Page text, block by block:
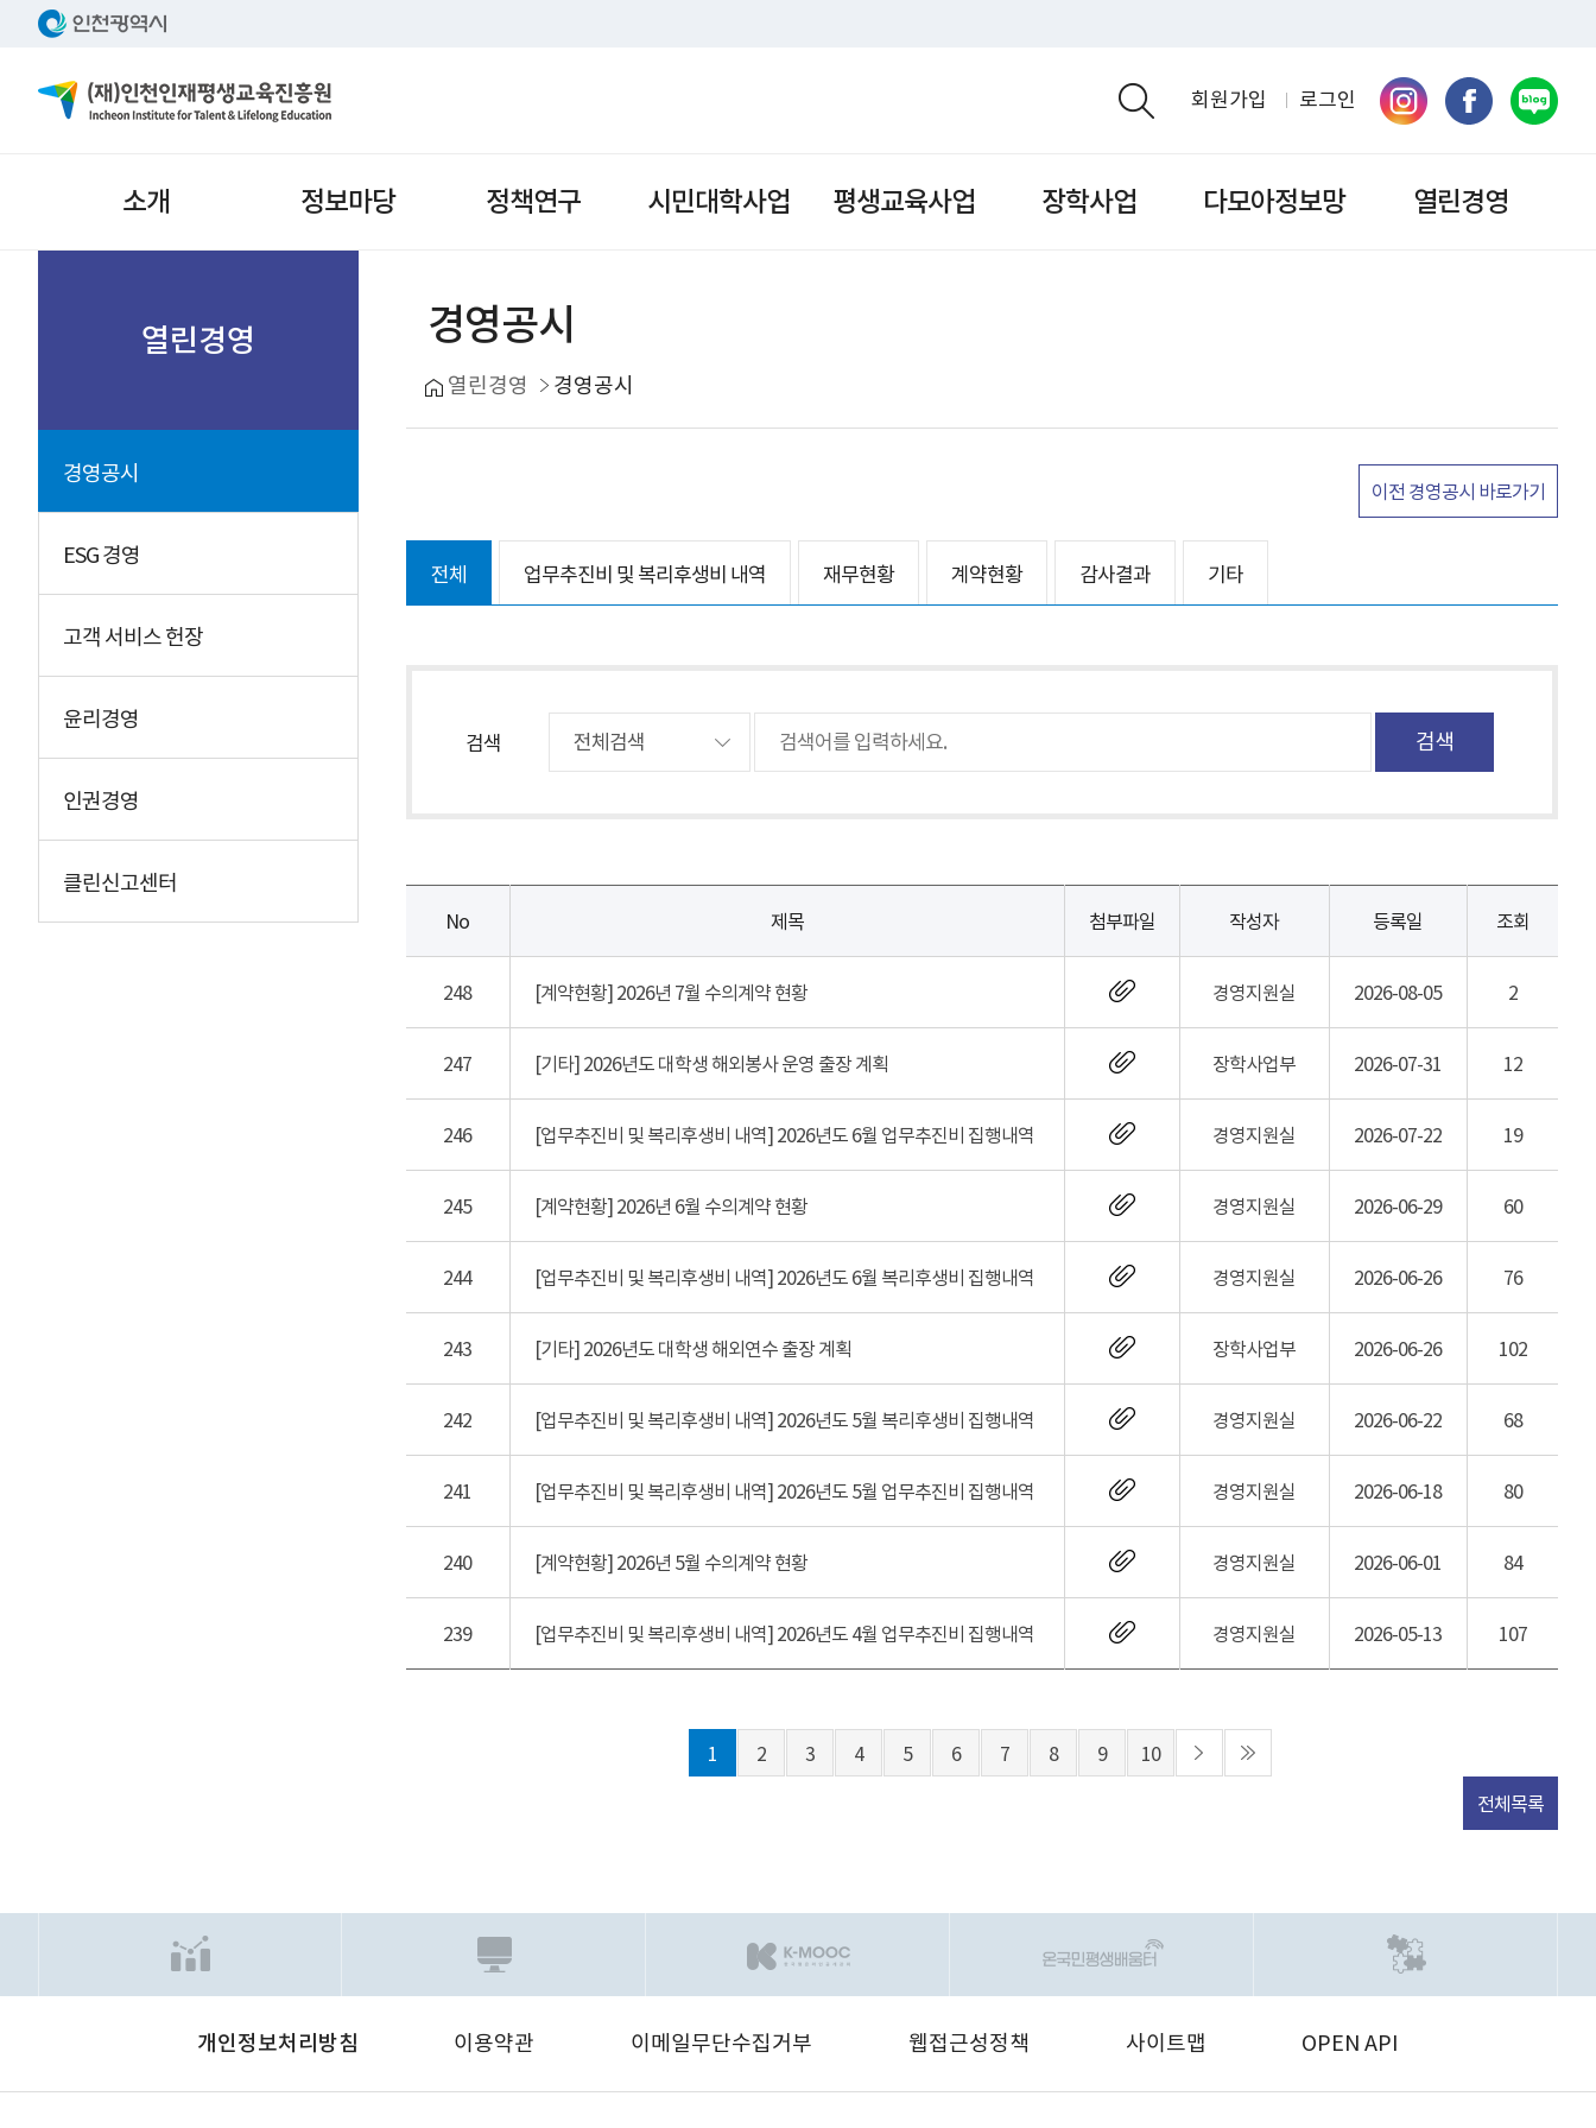
회원가입 로그인
소개 정보마당 정책연구 시민대학사업 평생교육사업 장학사업 다모아정보망 열린경영
열린경영
경영공시
ESG 경영
고객 서비스 헌장
윤리경영
인권경영
클린신고센터
경영공시
열린경영 경영공시
이전 경영공시 바로가기
전체 업무추진비 및 복리후생비 내역 재무현황 계약현황 감사결과 기타
검색
No 제목 첨부파일 작성자 등록일 조회
248 [계약현황] 2026년 7월 수의계약 현황 경영지원실 2026-08-05 2
247 [기타] 2026년도 대학생 해외봉사 운영 출장 계획 장학사업부 2026-07-31 12
246 [업무추진비 및 복리후생비 내역] 2026년도 6월 업무추진비 집행내역 경영지원실 2026-07-22 19
245 [계약현황] 2026년 6월 수의계약 현황 경영지원실 2026-06-29 60
244 [업무추진비 및 복리후생비 내역] 2026년도 6월 복리후생비 집행내역 경영지원실 2026-06-26 76
243 [기타] 2026년도 대학생 해외연수 출장 계획 장학사업부 2026-06-26 102
242 [업무추진비 및 복리후생비 내역] 2026년도 5월 복리후생비 집행내역 경영지원실 2026-06-22 68
241 [업무추진비 및 복리후생비 내역] 2026년도 5월 업무추진비 집행내역 경영지원실 2026-06-18 80
240 [계약현황] 2026년 5월 수의계약 현황 경영지원실 2026-06-01 84
239 [업무추진비 및 복리후생비 내역] 2026년도 4월 업무추진비 집행내역 경영지원실 2026-05-13 107
1 2 3 4 5 6 7 8 9 10
전체목록
개인정보처리방침 이용약관 이메일무단수집거부 웹접근성정책 사이트맵 OPEN API